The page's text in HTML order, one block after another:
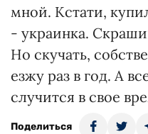
мной. Кстати,
- украинка.
Но скучать,
езжу раз в год. А
случится в свое
Поделиться